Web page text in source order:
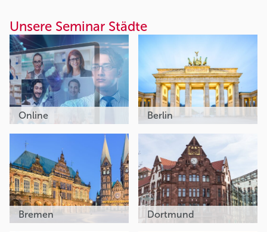
Unsere Seminar Städte
Online Berlin
Bremen Dortmund